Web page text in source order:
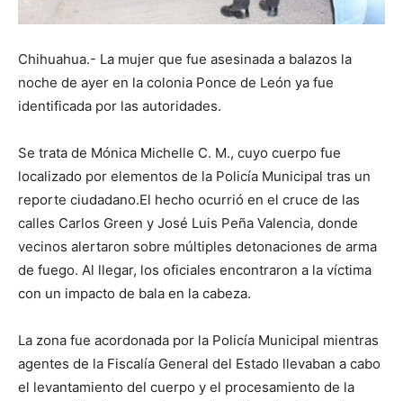
Chihuahua.- La mujer que fue asesinada a balazos la
noche de ayer en la colonia Ponce de León ya fue
identificada por las autoridades.
Se trata de Mónica Michelle C. M., cuyo cuerpo fue
localizado por elementos de la Policía Municipal tras un
reporte ciudadano.El hecho ocurrió en el cruce de las
calles Carlos Green y José Luis Peña Valencia, donde
vecinos alertaron sobre múltiples detonaciones de arma
de fuego. Al llegar, los oficiales encontraron a la víctima
con un impacto de bala en la cabeza.
La zona fue acordonada por la Policía Municipal mientras
agentes de la Fiscalía General del Estado llevaban a cabo
el levantamiento del cuerpo y el procesamiento de la